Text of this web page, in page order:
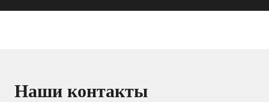
Наши контакты